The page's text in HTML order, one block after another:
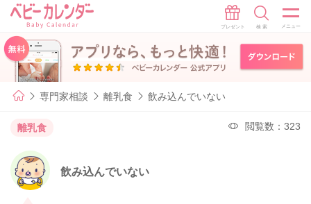
専門家相談 離乳食 飲み込んでいない
離乳食 閲覧数：323
飲み込んでいない